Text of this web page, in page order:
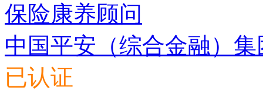
保险康养顾问
中国平安（综合金融）集
已认证